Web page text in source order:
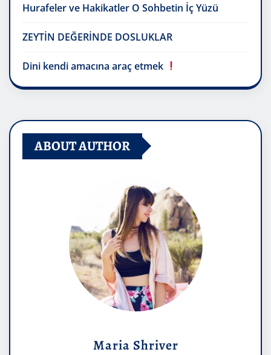
Hurafeler ve Hakikatler O Sohbetin İç Yüzü
ZEYTİN DEĞERİNDE DOSLUKLAR
Dini kendi amacına araç etmek
ABOUT AUTHOR
Maria Shriver